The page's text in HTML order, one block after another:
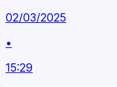
02/03/2025
•
15:29